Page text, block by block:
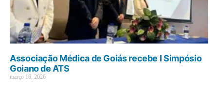
Associação Médica de Goiás recebe I Simpósio
Goiano de ATS
março 16, 2026